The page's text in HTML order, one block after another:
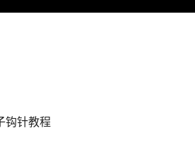
钩针教程